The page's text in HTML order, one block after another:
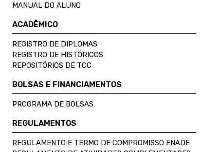
MANUAL DO ALUNO
ACADÊMICO
REGISTRO DE DIPLOMAS
REGISTRO DE HISTÓRICOS
REPOSITÓRIOS DE TCC
BOLSAS E FINANCIAMENTOS
PROGRAMA DE BOLSAS
REGULAMENTOS
REGULAMENTO E TERMO DE COMPROMISSO ENADE